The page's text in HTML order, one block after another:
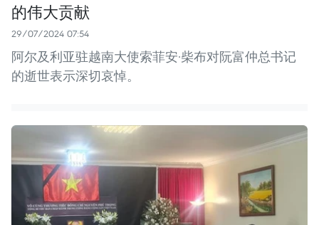
的伟大贡献
29/07/2024 07:54
阿尔及利亚驻越南大使索菲安·柴布对阮富仲总书记
的逝世表示深切哀悼。